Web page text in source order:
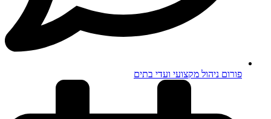
פורום ניהול מקצועי ועדי בתים